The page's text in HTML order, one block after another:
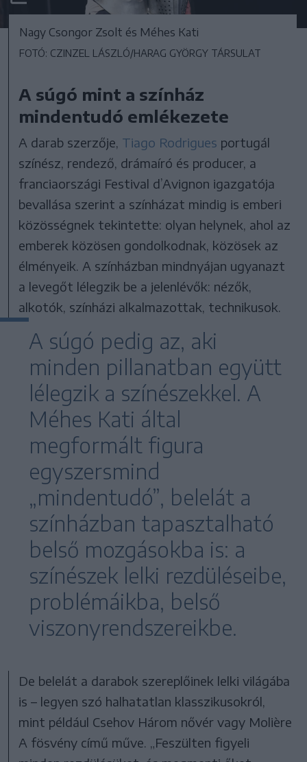
Nagy Csongor Zsolt és Méhes Kati
FOTÓ: CZINZEL LÁSZLÓ/HARAG GYÖRGY TÁRSULAT
A súgó mint a színház
mindentudó emlékezete
A darab szerzője, Tiago Rodrigues portugál
színész, rendező, drámaíró és producer, a
franciaországi Festival d’Avignon igazgatója
bevallása szerint a színházat mindig is emberi
közösségnek tekintette: olyan helynek, ahol az
emberek közösen gondolkodnak, közösek az
élményeik. A színházban mindnyájan ugyanazt
a levegőt lélegzik be a jelenlévők: nézők,
alkotók, színházi alkalmazottak, technikusok.
A súgó pedig az, aki
minden pillanatban együtt
lélegzik a színészekkel. A
Méhes Kati által
megformált figura
egyszersmind
„mindentudó”, belelát a
színházban tapasztalható
belső mozgásokba is: a
színészek lelki rezdüléseibe,
problémáikba, belső
viszonyrendszereikbe.
De belelát a darabok szereplőinek lelki világába
is – legyen szó halhatatlan klasszikusokról,
mint például Csehov Három nővér vagy Molière
A fösvény című műve. „Feszülten figyeli